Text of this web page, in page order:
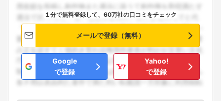
１分で無料登録して、60万社の口コミをチェック
メールで登録（無料）
Google
で登録
Yahoo!
で登録